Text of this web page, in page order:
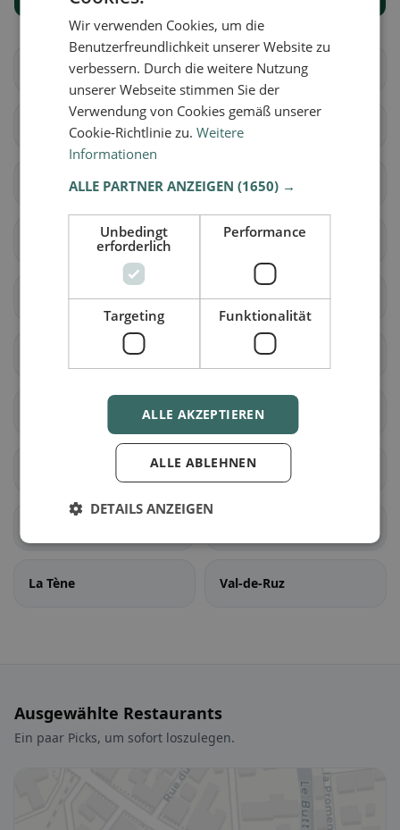
Milvignes La Grande Béroche
La Chaux-de-Fonds Les Planchettes
La Sagne La Brévine
Le Cerneux-Péquignot La Chaux-du-Milieu
Le Locle Les Ponts-de-Martel
Cressier (NE)
Hauterive (NE)
Lignières
La Tène Val-de-Ruz
Ausgewählte Restaurants
Ein paar Picks, um sofort loszulegen.
Wir verwenden Cookies, um die
Benutzerfreundlichkeit unserer Website zu
verbessern. Durch die weitere Nutzung
unserer Webseite stimmen Sie der
Verwendung von Cookies gemäß unserer
Cookie-Richtlinie zu.Weitere
Informationen
ALLE PARTNER ANZEIGEN(1650) →
Unbedingt
erforderlich
Performance
Targeting Funktionalität
ALLE AKZEPTIEREN
ALLE ABLEHNEN
DETAILS ANZEIGEN